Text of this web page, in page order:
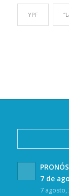
YPF
7 de
7 agosto,